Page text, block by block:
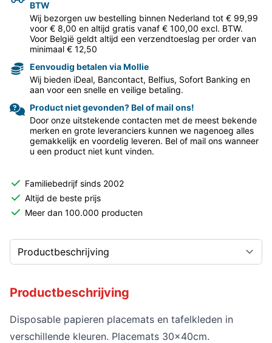
BTW
Wij bezorgen uw bestelling binnen Nederland tot € 99,99
voor € 8,00 en altijd gratis vanaf € 100,00 excl. BTW.
Voor België geldt altijd een verzendtoeslag per order van
minimaal € 12,50
Eenvoudig betalen via Mollie
Wij bieden iDeal, Bancontact, Belfius, Sofort Banking en
aan voor een snelle en veilige betaling.
Product niet gevonden? Bel of mail ons!
Door onze uitstekende contacten met de meest bekende
merken en grote leveranciers kunnen we nagenoeg alles
gemakkelijk en voordelig leveren. Bel of mail ons wanneer
u een product niet kunt vinden.
Familiebedrijf sinds 2002
Altijd de beste prijs
Meer dan 100.000 producten
Productbeschrijving
Disposable papieren placemats en tafelkleden in
verschillende kleuren. Placemats 30x40cm.